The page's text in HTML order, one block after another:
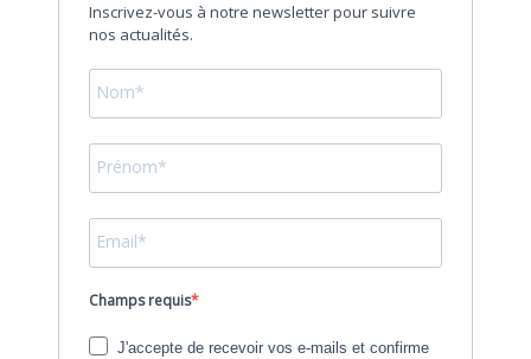
Inscrivez-vous à notre newsletter pour suivre
nos actualités.
Champs requis
J'accepte de recevoir vos e-mails et confirme